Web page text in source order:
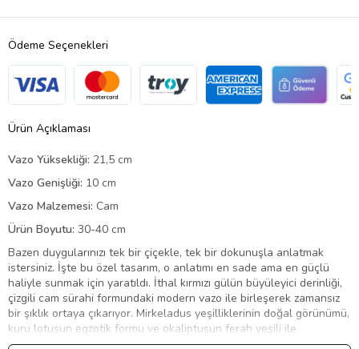
Ödeme Seçenekleri
Ürün Açıklaması
Vazo Yüksekliği: 21,5 cm
Vazo Genişliği: 10 cm
Vazo Malzemesi: Cam
Ürün Boyutu: 30-40 cm
Bazen duygularınızı tek bir çiçekle, tek bir dokunuşla anlatmak
istersiniz. İşte bu özel tasarım, o anlatımı en sade ama en güçlü
haliyle sunmak için yaratıldı. İthal kırmızı gülün büyüleyici derinliği,
çizgili cam sürahi formundaki modern vazo ile birleşerek zamansız
bir şıklık ortaya çıkarıyor. Mirkeladus yeşilliklerinin doğal görünümü,
kuru lotusun egzotik formu ve okaliptusun ferah yeşili ile
dengelenen bu kompozisyon; bej lagurusun yumuşak dokusu ve